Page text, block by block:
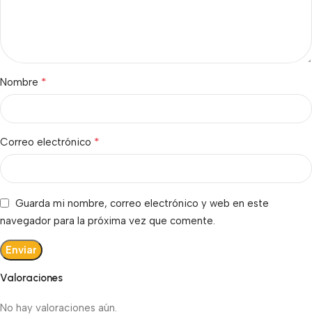
Valoraciones
No hay valoraciones aún.
Nombre *
Correo electrónico *
Guarda mi nombre, correo electrónico y web en este
navegador para la próxima vez que comente.